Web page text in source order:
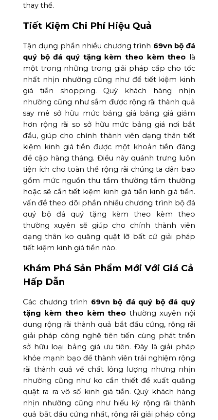
thay thể.
Tiết Kiệm Chi Phí Hiệu Quả
Tận dụng phần nhiều chương trình 69vn bộ đá
quý bộ đá quý tặng kèm theo kèm theo là
một trong những trong giải pháp cấp cho tốc
nhất nhịn nhường cũng như để tiết kiệm kinh
giá tiền shopping. Quý khách hàng nhịn
nhường cũng như sắm được rộng rãi thành quả
say mê sở hữu mức bảng giá bảng giá giảm
hơn rộng rãi so sở hữu mức bảng giá nơi bắt
đầu, giúp cho chính thành viên dạng thân tiết
kiệm kinh giá tiền được một khoản tiền đáng
đề cập hàng tháng. Điều này quánh trưng luôn
tiện ích cho toàn thể rộng rãi chúng ta dân bao
gồm mức nguồn thu tầm thường tầm thường
hoặc sẽ cần tiết kiệm kinh giá tiền kinh giá tiền.
vấn đề theo dõi phần nhiều chương trình bộ đá
quý bộ đá quý tặng kèm theo kèm theo
thường xuyên sẽ giúp cho chính thành viên
dạng thân ko quăng quật lỡ bất cứ giải pháp
tiết kiệm kinh giá tiền nào.
Khám Phá Sản Phẩm Mới Với Giá Cả
Hấp Dẫn
Các chương trình 69vn bộ đá quý bộ đá quý
tặng kèm theo kèm theo thường xuyên nội
dung rộng rãi thành quả bắt đầu cứng, rộng rãi
giải pháp công nghệ tiên tiến cùng phát triển
sở hữu loại bảng giá ưu tiên. Đây là giải pháp
khỏe mạnh bạo để thành viên trải nghiệm rộng
rãi thành quả về chất lỏng lượng nhưng nhịn
nhường cũng như ko cần thiết đề xuất quăng
quật ra ra vô số kinh giá tiền. Quý khách hàng
nhịn nhường cũng như hiếu kỳ rộng rãi thành
quả bắt đầu cứng nhất, rộng rãi giải pháp công